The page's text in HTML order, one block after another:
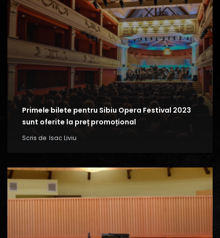
Primele bilete pentru Sibiu Opera Festival 2023
sunt oferite la preț promoțional
Scris de Isac Liviu